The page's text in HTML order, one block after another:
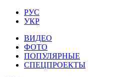
РУС
УКР
ВИДЕО
ФОТО
ПОПУЛЯРНЫЕ
СПЕЦПРОЕКТЫ